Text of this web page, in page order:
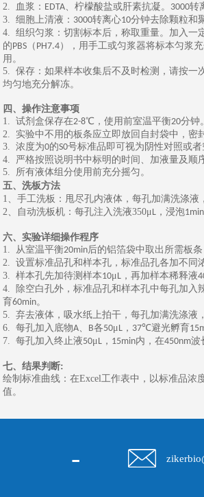
2.
血浆： EDTA、柠檬酸盐或肝素抗凝。 3000转
3. 细胞上清液： 3000转离心10分钟去除颗粒和
4. 组织匀浆：切割标本后，称取重量。加入一
的PBS （ PH7.4），用手工或匀浆器将标本匀浆
用。
5. 保存：如果样本收集后不及时检测，请按一
均匀地充分解冻。
四、操作注意事项
1. 试剂盒保存在2-8℃，使用前室温平衡20分钟
2. 实验中不用的板条应立即放回自封袋中，密
3. 浓度为0的S0号标准品即可视为阴性对照或
4. 严格按照说明书中标明的时间、加液量及顺
5. 所有液体组分使用前充分摇匀。
五、 洗板方法
1 、 手工洗板：甩尽孔内液体，每孔加满洗涤液
2、 自动洗板机：每孔注入洗液350μL ，浸泡1min
六、 实验详细操作程序
1. 从室温平衡20min后的铝箔袋中取出所需板
2. 设置标准品孔和样本孔，标准品孔各加不同
3. 样本孔先加待测样本10μL ，再加样本稀释液
4.
除空白孔外，标准品孔和样本孔中每孔加入
育60min。
5. 弃去液体，吸水纸上拍干，每孔加满洗涤液
6. 每孔加入底物A、 B各50μL ， 37℃避光孵育
7. 每孔加入终止液50μL ， 15min内，在450nm波
七、 结果判断:
绘制标准曲线：在Excel工作表中，以标准品浓
值。
-